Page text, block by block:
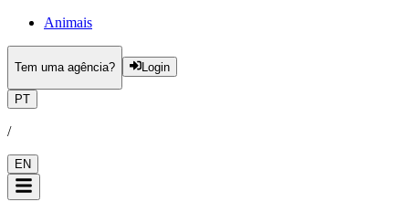
Animais
Tem uma agência? Login
PT
/
EN